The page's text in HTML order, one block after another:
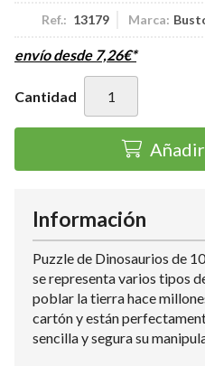
Ref.: 13179 Marca:
envío desde 7,26€*
Cantidad
Información
Puzzle de Dinosaurios de
se representa varios tipos
poblar la tierra hace
cartón y están
sencilla y segura su